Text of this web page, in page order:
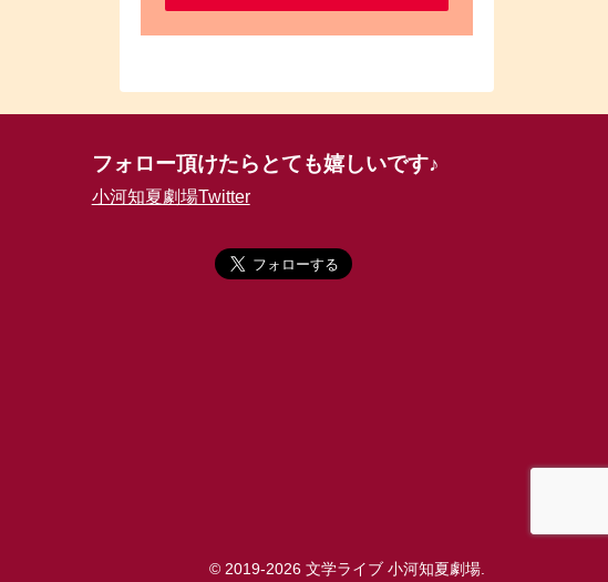
フォロー頂けたらとても嬉しいです♪
小河知夏劇場Twitter
© 2019-2026 文学ライブ 小河知夏劇場.